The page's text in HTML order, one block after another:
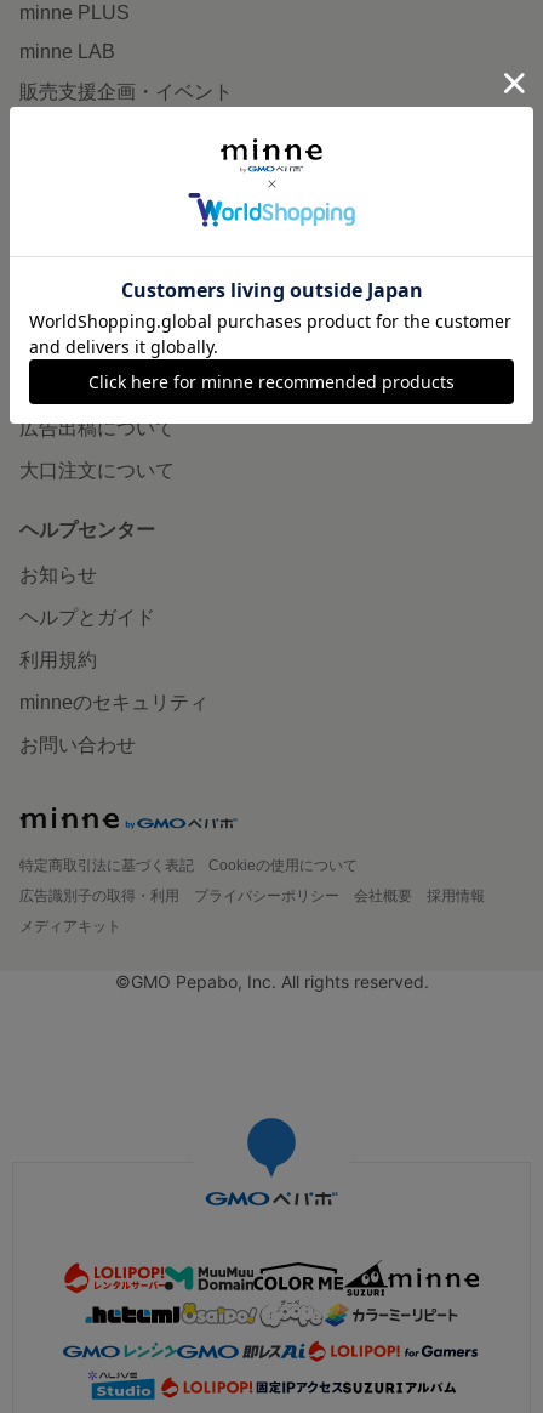
minne PLUS
minne LAB
販売支援企画・イベント
minneとものづくりと
minneの本
企業の方へ
広告出稿について
大口注文について
ヘルプセンター
お知らせ
ヘルプとガイド
利用規約
minneのセキュリティ
お問い合わせ
特定商取引法に基づく表記
Cookieの使用について
広告識別子の取得・利用
プライバシーポリシー 会社概要
採用情報
メディアキット
©GMO Pepabo, Inc. All rights reserved.